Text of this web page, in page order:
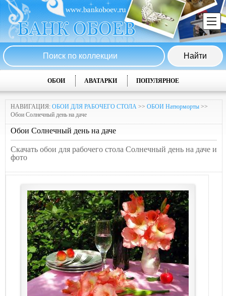
ОБОИ АВАТАРКИ ПОПУЛЯРНОЕ
НАВИГАЦИЯ: ОБОИ ДЛЯ РАБОЧЕГО СТОЛА >> ОБОИ Натюрморты >>
Обои Солнечный день на даче
Обои Солнечный день на даче
Скачать обои для рабочего стола Солнечный день на даче и
фото